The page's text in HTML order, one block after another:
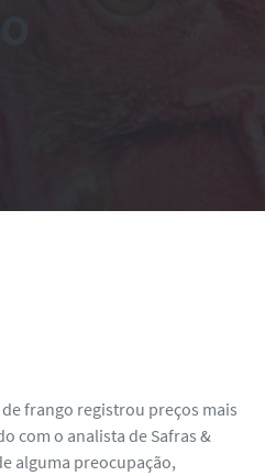
frango registrou preços mais
com o analista de Safras &
alguma preocupação,